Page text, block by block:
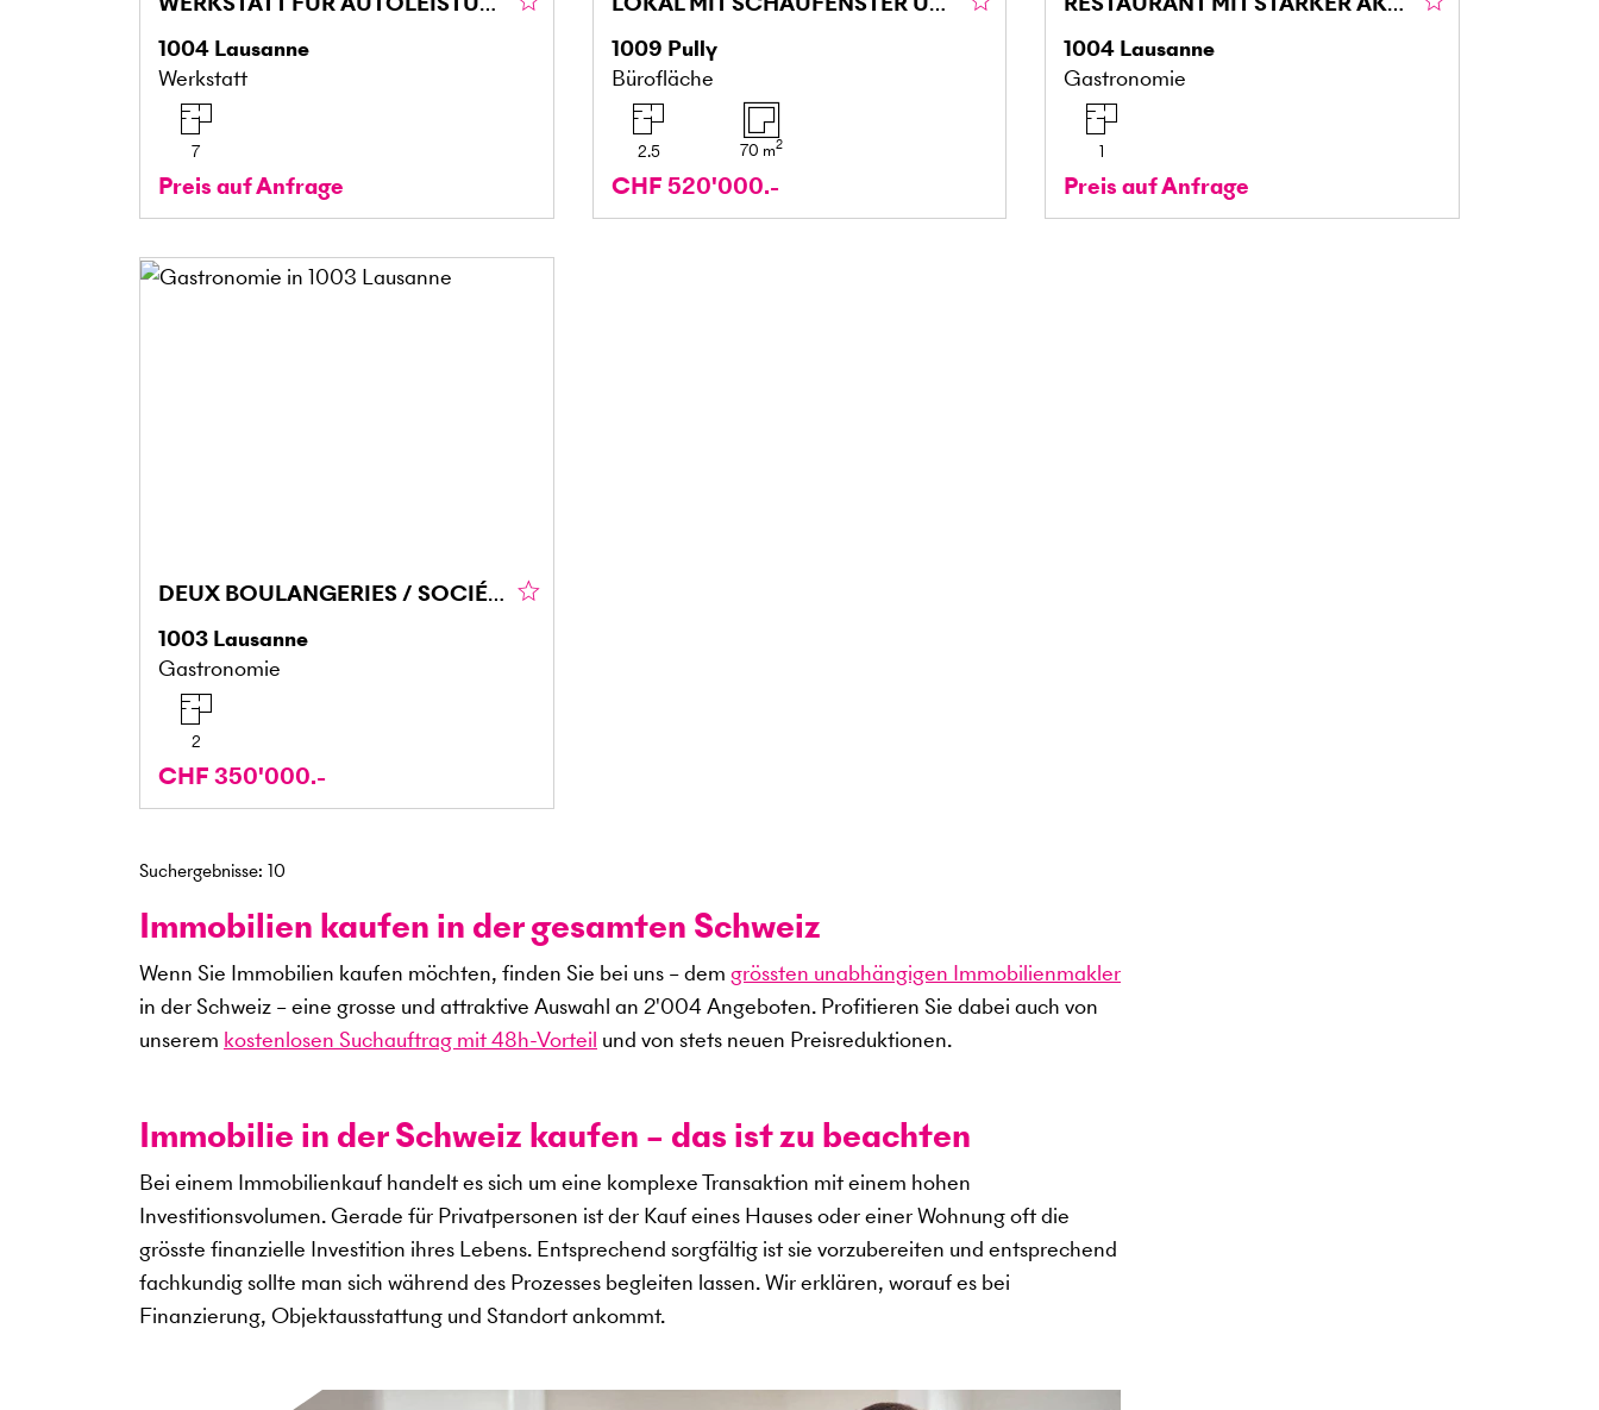
1004 Lausanne
Werkstatt
7
Preis auf Anfrage
1009 Pully
Bürofläche
2.5 70 m2
CHF 520'000.-
1004 Lausanne
Gastronomie
1
Preis auf Anfrage
DEUX BOULANGERIES / SOCIÉTÉ AVEC BON C.A.
1003 Lausanne
Gastronomie
2
CHF 350'000.-
Suchergebnisse: 10
Immobilien kaufen in der gesamten Schweiz
Wenn Sie Immobilien kaufen möchten, finden Sie bei uns – dem grössten unabhängigen Immobilienmakler
in der Schweiz – eine grosse und attraktive Auswahl an 2'004Angeboten. Profitieren Sie dabei auch von
unserem kostenlosen Suchauftrag mit 48h-Vorteil und von stets neuen Preisreduktionen.
Immobilie in der Schweiz kaufen – das ist zu beachten
Bei einem Immobilienkauf handelt es sich um eine komplexe Transaktion mit einem hohen
Investitionsvolumen. Gerade für Privatpersonen ist der Kauf eines Hauses oder einer Wohnung oft die
grösste finanzielle Investition ihres Lebens. Entsprechend sorgfältig ist sie vorzubereiten und entsprechend
fachkundig sollte man sich während des Prozesses begleiten lassen. Wir erklären, worauf es bei
Finanzierung, Objektausstattung und Standort ankommt.